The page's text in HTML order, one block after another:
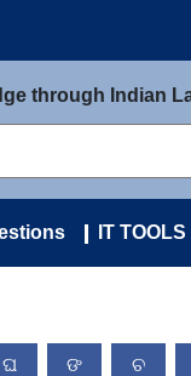
through Indian
IT TOOLS
ଘ ଙ ଚ